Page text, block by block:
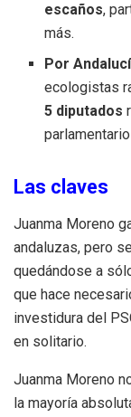
escaños,
más.
Por
ecologistas
5 diputados
Las claves
Juanma Moreno
andaluzas, pero
quedándose a
que hace
investidura del
en solitario.
Juanma Moreno
la mayoría